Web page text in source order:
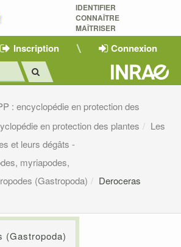
IDENTIFIER
CONNAÎTRE
MAÎTRISER
Inscription Connexion
: encyclopédie en protection des
en protection des plantes
Les
et leurs dégâts -
myriapodes,
(Gastropoda)
Deroceras
(Gastropoda)